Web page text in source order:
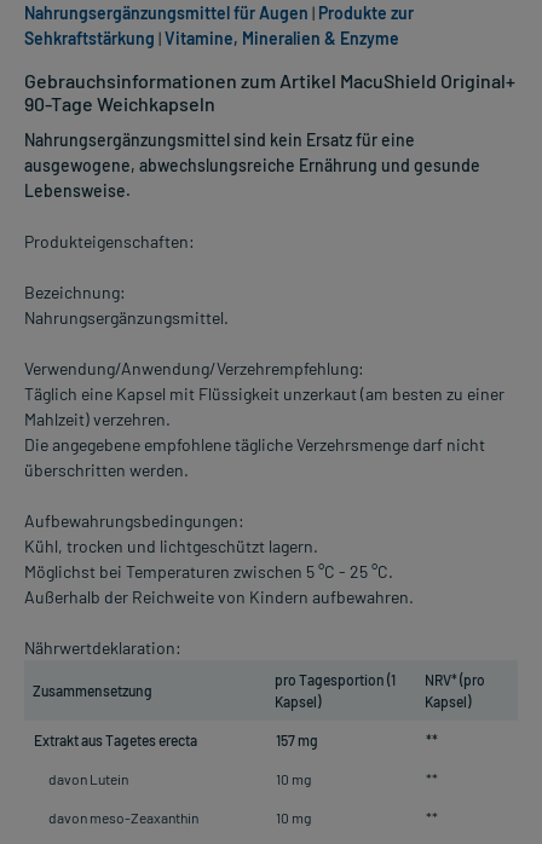
Gebrauchsinformationen zum Artikel MacuShield Original+
90-Tage Weichkapseln
Nahrungsergänzungsmittel sind kein Ersatz für eine
ausgewogene, abwechslungsreiche Ernährung und gesunde
Lebensweise.
Produkteigenschaften:
Bezeichnung:
Nahrungsergänzungsmittel.
Verwendung/Anwendung/Verzehrempfehlung:
Täglich eine Kapsel mit Flüssigkeit unzerkaut (am besten zu einer
Mahlzeit) verzehren.
Die angegebene empfohlene tägliche Verzehrsmenge darf nicht
überschritten werden.
Aufbewahrungsbedingungen:
Kühl, trocken und lichtgeschützt lagern.
Möglichst bei Temperaturen zwischen 5 °C - 25 °C.
Außerhalb der Reichweite von Kindern aufbewahren.
Nährwertdeklaration:
Zusammensetzung
pro Tagesportion (1
Kapsel)
NRV* (pro
Kapsel)
Extrakt aus Tagetes erecta 157 mg **
davon Lutein 10 mg **
davon meso-Zeaxanthin 10 mg **
Nahrungsergänzungsmittel für Augen | Produkte zur
Sehkraftstärkung |Vitamine, Mineralien & Enzyme